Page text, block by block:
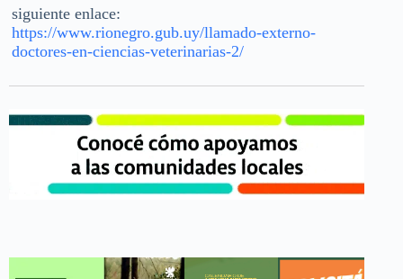
siguiente enlace:
https://www.rionegro.gub.uy/llamado-externo-
doctores-en-ciencias-veterinarias-2/